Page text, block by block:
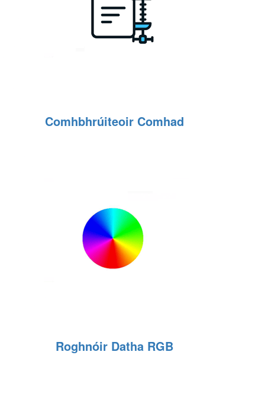
Comhbhrúiteoir Comhad
Roghnóir Datha RGB